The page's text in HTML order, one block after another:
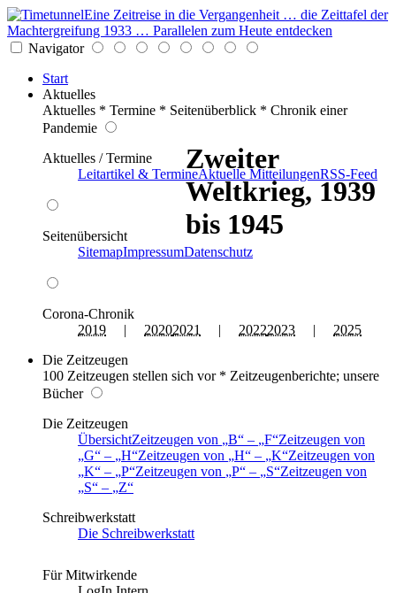
Eine Zeitreise in die Vergangenheit … die Zeittafel der
Machtergreifung 1933 … Parallelen zum Heute entdecken
Navigator
Start
Aktuelles
Aktuelles * Termine * Seitenüberblick * Chronik einer
Pandemie
Aktuelles / Termine
Leitartikel & TermineAktuelle MitteilungenRSS-Feed
Seitenübersicht
SitemapImpressumDatenschutz
Corona-Chronik
2019 | 20202021 | 20222023 | 2025
Die Zeitzeugen
100 Zeitzeugen stellen sich vor * Zeitzeugenberichte; unsere
Bücher
Die Zeitzeugen
ÜbersichtZeitzeugen von B – F Zeitzeugen von
G
– H Zeitzeugen von H – K Zeitzeugen von
K
– P Zeitzeugen von P – S Zeitzeugen von
S
–
Z
Schreibwerkstatt
Die Schreibwerkstatt
Für Mitwirkende
Zweiter
Weltkrieg, 1939
bis 1945